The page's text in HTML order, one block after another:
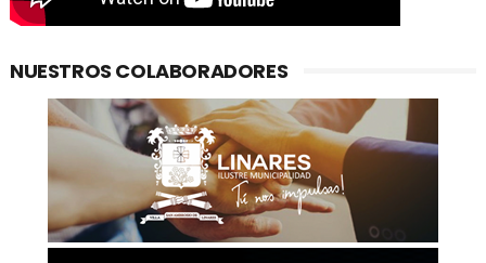
NUESTROS COLABORADORES